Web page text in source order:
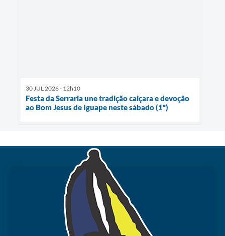
30 JUL 2026 - 12h10
Festa da Serraria une tradição caiçara e devoção
ao Bom Jesus de Iguape neste sábado (1º)